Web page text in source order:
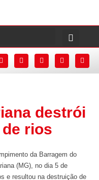
destrói
rios
da Barragem do
(MG), no dia 5 de
e resultou na destruição de